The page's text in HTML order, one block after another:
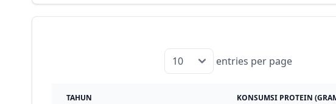
entries per page
TAHUN KONSUMSI PROTEIN